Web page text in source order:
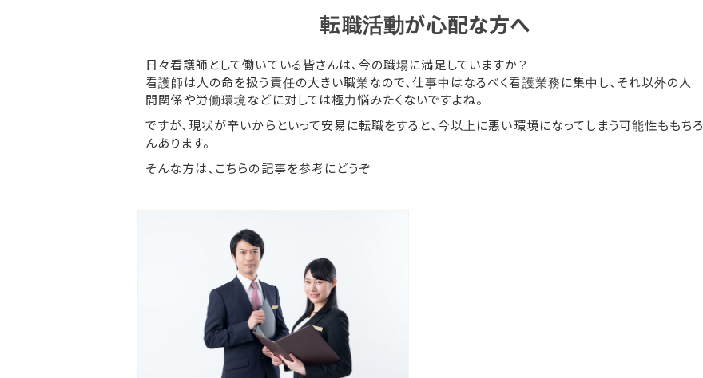
転職活動が心配な方へ
日々看護師として働いている皆さんは、今の職場に満足していますか？
看護師は人の命を扱う責任の大きい職業なので、仕事中はなるべく看護業務に集中し、それ以外の人
間関係や労働環境などに対しては極力悩みたくないですよね。
ですが、現状が辛いからといって安易に転職をすると、今以上に悪い環境になってしまう可能性ももちろ
んあります。
そんな方は、こちらの記事を参考にどうぞ